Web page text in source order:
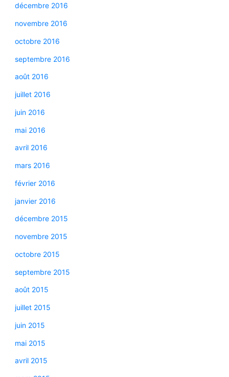
décembre 2016
novembre 2016
octobre 2016
septembre 2016
août 2016
juillet 2016
juin 2016
mai 2016
avril 2016
mars 2016
février 2016
janvier 2016
décembre 2015
novembre 2015
octobre 2015
septembre 2015
août 2015
juillet 2015
juin 2015
mai 2015
avril 2015